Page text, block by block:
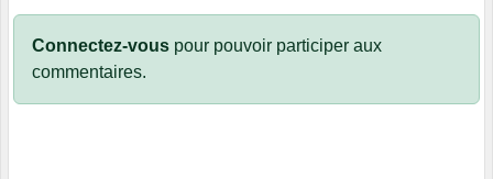
Connectez-vous pour pouvoir participer aux
commentaires.